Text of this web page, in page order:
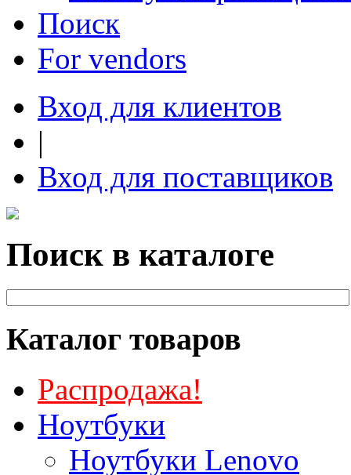
Поиск
For vendors
Вход для клиентов
|
Вход для поставщиков
Поиск в каталоге
Каталог товаров
Распродажа!
Ноутбуки
Ноутбуки Lenovo